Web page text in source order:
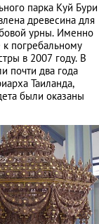
парка Куй Бури
древесина для
урны. Именно
к погребальному
в 2007 году. В
почти два года
Таиланда,
были оказаны